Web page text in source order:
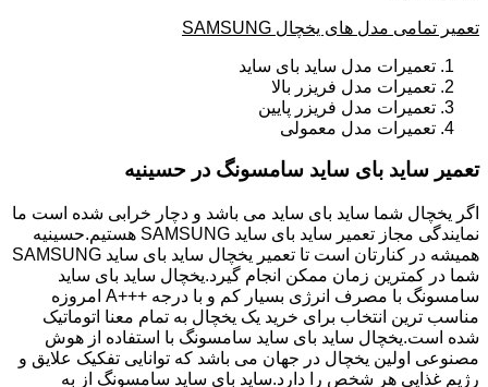
تعمیر تمامی مدل های یخچال SAMSUNG
تعمیرات مدل ساید بای ساید
تعمیرات مدل فریزر بالا
تعمیرات مدل فریزر پایین
تعمیرات مدل معمولی
تعمیر ساید بای ساید سامسونگ در حسینیه
اگر یخچال شما ساید بای ساید می باشد و دچار خرابی شده است ما
نمایندگی مجاز تعمیر ساید بای ساید SAMSUNG هستیم.حسینیه
همیشه در کنارتان است تا تعمیر یخچال ساید بای ساید SAMSUNG
شما در کمترین زمان ممکن انجام گیرد.یخچال ساید بای ساید
سامسونگ با مصرف انرژی بسیار کم و با درجه +++A امروزه
مناسب ترین انتخاب برای خرید یک یخچال به تمام معنا اتوماتیک
شده است.یخچال ساید بای ساید سامسونگ با استفاده از هوش
مصنوعی اولین یخچال در جهان می باشد که توانایی تفکیک علایق و
رژیم غذایی هر شخص را دارد.ساید بای ساید سامسونگ از به